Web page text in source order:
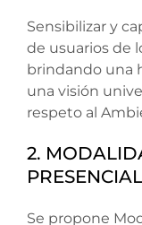
Sensibilizar y
de usuarios de
brindando una
una visión
respeto al
2.
Se propone